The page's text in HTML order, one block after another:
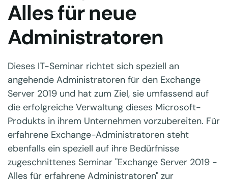
Alles für neue
Administratoren
Dieses IT-Seminar richtet sich speziell an
angehende Administratoren für den Exchange
Server 2019 und hat zum Ziel, sie umfassend auf
die erfolgreiche Verwaltung dieses Microsoft-
Produkts in ihrem Unternehmen vorzubereiten. Für
erfahrene Exchange-Administratoren steht
ebenfalls ein speziell auf ihre Bedürfnisse
zugeschnittenes Seminar "Exchange Server 2019 -
Alles für erfahrene Administratoren" zur